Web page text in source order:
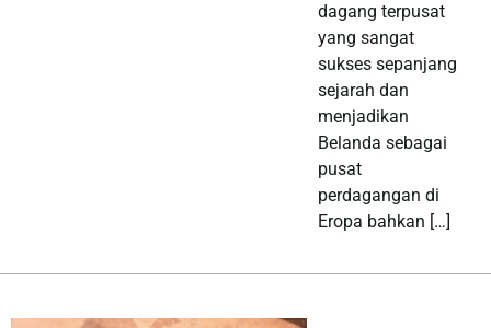
dagang terpusat
yang sangat
sukses sepanjang
sejarah dan
menjadikan
Belanda sebagai
pusat
perdagangan di
Eropa bahkan […]